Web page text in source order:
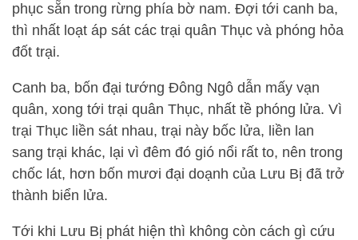
phục sẵn trong rừng phía bờ nam. Đợi tới canh ba,
thì nhất loạt áp sát các trại quân Thục và phóng hỏa
đốt trại.
Canh ba, bốn đại tướng Đông Ngô dẫn mấy vạn
quân, xong tới trại quân Thục, nhất tề phóng lửa. Vì
trại Thục liền sát nhau, trại này bốc lửa, liền lan
sang trại khác, lại vì đêm đó gió nổi rất to, nên trong
chốc lát, hơn bốn mươi đại doạnh của Lưu Bị đã trở
thành biển lửa.
Tới khi Lưu Bị phát hiện thì không còn cách gì cứu